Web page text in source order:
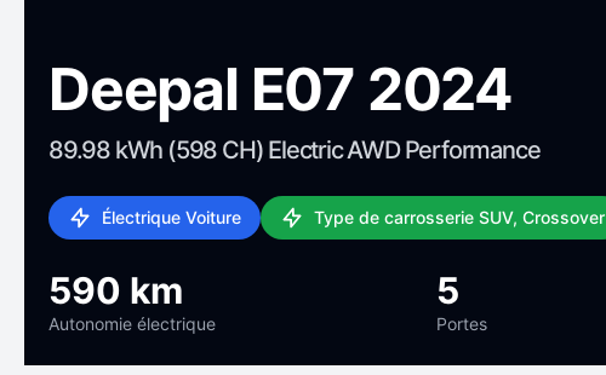
Deepal E07 2024
89.98 kWh (598 CH) Electric AWD Performance
Électrique Voiture Type de carrosserie SUV, Crossover
590 km
Autonomie électrique
5
Portes